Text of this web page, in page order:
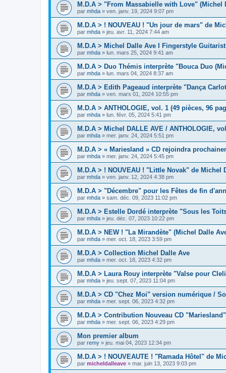
M.D.A > "From Massabielle with Love" (Michel
par mhda » ven. janv. 19, 2024 9:07 pm
M.D.A > ! NOUVEAU ! "Un jour de mars" de
par mhda » jeu. avr. 11, 2024 7:44 am
M.D.A > Michel Dalle Ave I Fingerstyle
par mhda » lun. mars 25, 2024 9:41 am
M.D.A > Duo Thémis interprète "Bouca Duo
par mhda » lun. mars 04, 2024 8:37 am
M.D.A > Edith Pageaud interprète "Dança
par mhda » ven. mars 01, 2024 10:55 pm
M.D.A > ANTHOLOGIE, vol. 1 (49 pièces, 96
par mhda » lun. févr. 05, 2024 5:41 pm
M.D.A > Michel DALLE AVE / ANTHOLOGIE,
par mhda » mer. janv. 24, 2024 5:51 pm
M.D.A > « Mariesland » CD rejoindra
par mhda » mer. janv. 24, 2024 5:45 pm
M.D.A > ! NOUVEAU ! "Little Novak" de Michel
par mhda » ven. janv. 12, 2024 4:38 pm
M.D.A > "Décembre" pour les Fêtes de fin
par mhda » sam. déc. 09, 2023 11:02 pm
M.D.A > Estelle Dordé interprète "Sous les
par mhda » jeu. déc. 07, 2023 10:22 pm
M.D.A > NEW ! "La Mirandète" (Michel Dalle
par mhda » mer. oct. 18, 2023 3:59 pm
M.D.A > Collection Michel Dalle Ave
par mhda » mer. oct. 18, 2023 4:32 pm
M.D.A > Laura Rouy interprète "Valse pour
par mhda » jeu. sept. 07, 2023 11:04 pm
M.D.A > CD "Chez Moi" version numérique /
par mhda » mer. sept. 06, 2023 4:32 pm
M.D.A > Contribution Nouveau CD "Mariesland"
par mhda » mer. sept. 06, 2023 4:29 pm
Mon premier album
par remy » jeu. mai 04, 2023 12:34 pm
M.D.A > ! NOUVEAUTE ! "Ramada Hôtel" de
par micheldalleave » mar. juin 13, 2023 9:03 pm